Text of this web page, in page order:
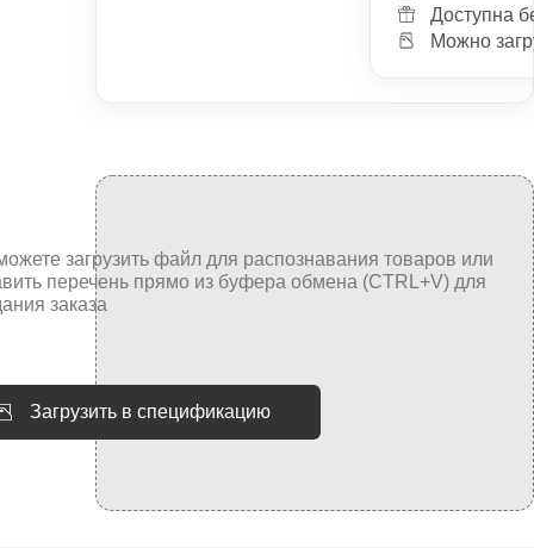
Доступна
Можно
Загрузить в спецификацию